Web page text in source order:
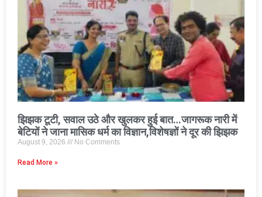
झिझक टूटी, सवाल उठे और खुलकर हुई बात…जागरूक नारी में
बेटियों ने जाना मासिक धर्म का विज्ञान,विशेषज्ञों ने दूर की झिझक
August 9, 2026 No Comments
Read More »